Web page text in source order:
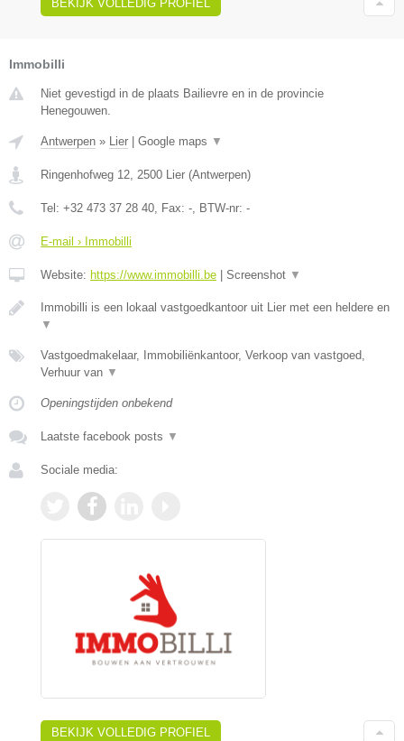
BEKIJK VOLLEDIG PROFIEL
Immobilli
Niet gevestigd in de plaats Bailievre en in de provincie
Henegouwen.
Antwerpen » Lier Google maps ▼
Ringenhofweg 12, 2500 Lier (Antwerpen)
Tel: +32 473 37 28 40, Fax: -, BTW-nr: -
E-mail › Immobilli
Website: https://www.immobilli.be Screenshot ▼
Immobilli is een lokaal vastgoedkantoor uit Lier met een heldere en
▼
Vastgoedmakelaar, Immobiliënkantoor, Verkoop van vastgoed,
Verhuur van ▼
Openingstijden onbekend
Laatste facebook posts ▼
Sociale media:
BEKIJK VOLLEDIG PROFIEL